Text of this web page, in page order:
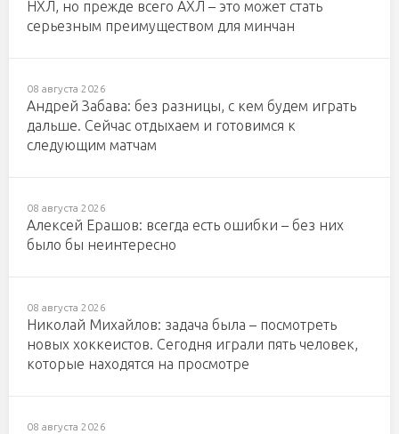
НХЛ, но прежде всего АХЛ – это может стать
серьезным преимуществом для минчан
08 августа 2026
Андрей Забава: без разницы, с кем будем играть
дальше. Сейчас отдыхаем и готовимся к
следующим матчам
08 августа 2026
Алексей Ерашов: всегда есть ошибки – без них
было бы неинтересно
08 августа 2026
Николай Михайлов: задача была – посмотреть
новых хоккеистов. Сегодня играли пять человек,
которые находятся на просмотре
08 августа 2026